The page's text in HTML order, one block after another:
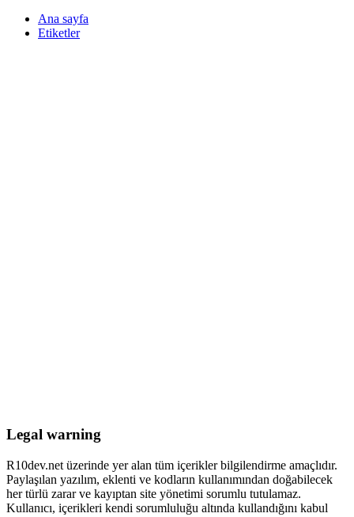
Ana sayfa
Etiketler
Legal warning
R10dev.net üzerinde yer alan tüm içerikler bilgilendirme amaçlıdır.
Paylaşılan yazılım, eklenti ve kodların kullanımından doğabilecek
her türlü zarar ve kayıptan site yönetimi sorumlu tutulamaz.
Kullanıcı, içerikleri kendi sorumluluğu altında kullandığını kabul